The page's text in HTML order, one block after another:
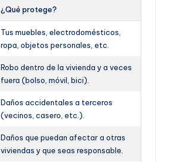
¿Qué protege?
Tus muebles, electrodomésticos,
ropa, objetos personales, etc.
Robo dentro de la vivienda y a veces
fuera (bolso, móvil, bici).
Daños accidentales a terceros
(vecinos, casero, etc.).
Daños que puedan afectar a otras
viviendas y que seas responsable.